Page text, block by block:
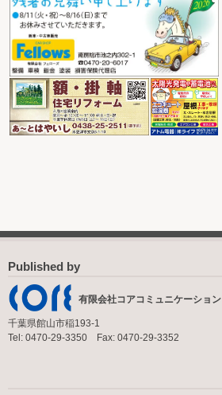
Published by
有限会社コアコミュニケーション
千葉県館山市稲193-1
Tel: 0470-29-3350 Fax: 0470-29-3352